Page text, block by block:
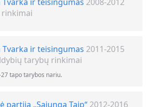
rinkimai
Tvarka ir teisingumas 2011-2015
tarybų rinkimai
tapo tarybos nariu.
partija „Sąjunga Taip“ 2012-2016